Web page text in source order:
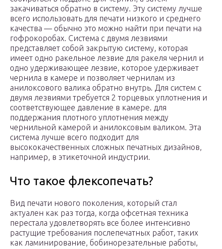
закачиваться обратно в систему. Эту систему лучше
всего использовать для печати низкого и среднего
качества — обычно это можно найти при печати на
гофрокоробах. Система с двумя лезвиями
представляет собой закрытую систему, которая
имеет одно ракельное лезвие для ракеля чернил и
одно удерживающее лезвие, которое удерживает
чернила в камере и позволяет чернилам из
анилоксового валика обратно внутрь. Для систем с
двумя лезвиями требуется 2 торцевых уплотнения и
соответствующее давление в камере. для
поддержания плотного уплотнения между
чернильной камерой и анилоксовым валиком. Эта
система лучше всего подходит для
высококачественных сложных печатных дизайнов,
например, в этикеточной индустрии.
Что такое флексопечать?
Вид печати нового поколения, который стал
актуален как раз тогда, когда офсетная техника
перестала удовлетворять все более интенсивно
растущие требования послепечатных работ, таких
как ламинирование, бобинорезательные работы,